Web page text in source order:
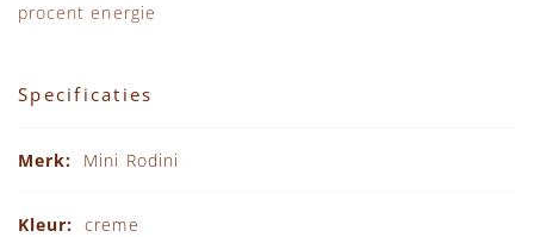
procent energie
Specificaties
Mini Rodini
creme